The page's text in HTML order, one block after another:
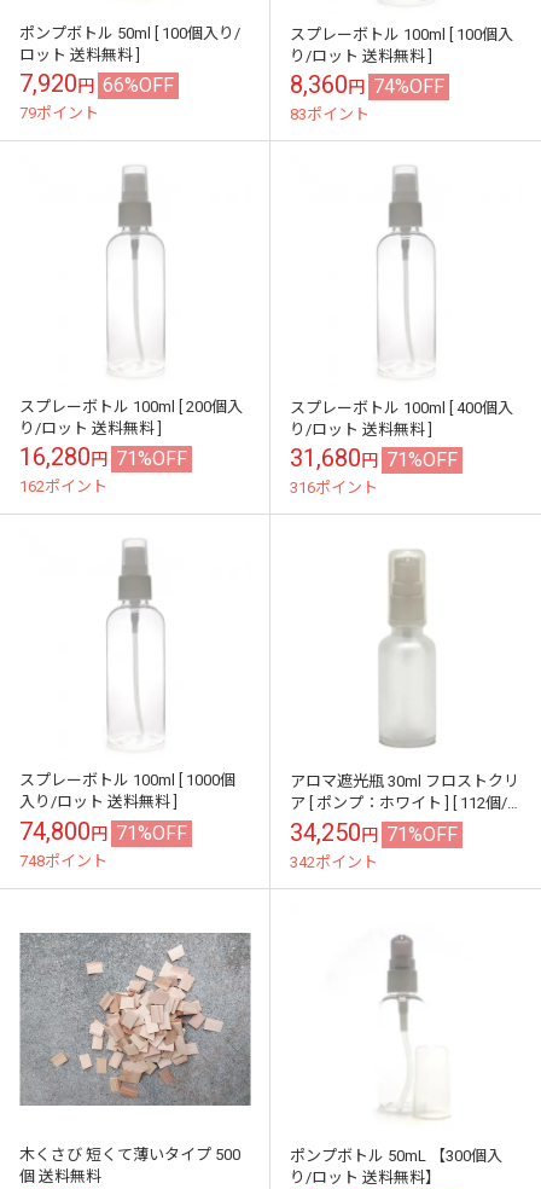
ポンプボトル 50ml [ 100個入り/
ロット 送料無料 ]
7,920円 66%OFF
79ポイント
スプレーボトル 100ml [ 100個入
り/ロット 送料無料 ]
8,360円 74%OFF
83ポイント
スプレーボトル 100ml [ 200個入
り/ロット 送料無料 ]
16,280円 71%OFF
162ポイント
スプレーボトル 100ml [ 400個入
り/ロット 送料無料 ]
31,680円 71%OFF
316ポイント
スプレーボトル 100ml [ 1000個
入り/ロット 送料無料 ]
74,800円 71%OFF
748ポイント
アロマ遮光瓶 30ml フロストクリ
ア [ ポンプ：ホワイト ] [ 112個/
ロット 送料無料 ] [ 112個入り/ロ
ット 送...
34,250円 71%OFF
342ポイント
木くさび 短くて薄いタイプ 500
個 送料無料
ポンプボトル 50mL 【300個入
り/ロット 送料無料】